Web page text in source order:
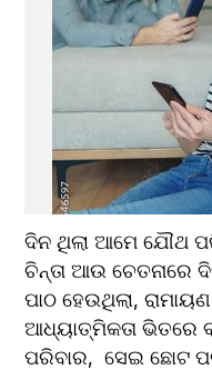
ଦିନ ଥିଲା ଆମେ ଯୌଥ
ଚିନ୍ତା ଆଉ ଚେତନାରେ
ପାଠ ହେଉଥିଲା,
ଆଧ୍ୟାତ୍ମିକତା
ପରିବାର,  ସେଇ ଛୋଟ